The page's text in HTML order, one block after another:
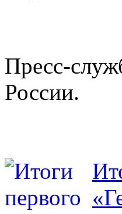
Пресс-
России.